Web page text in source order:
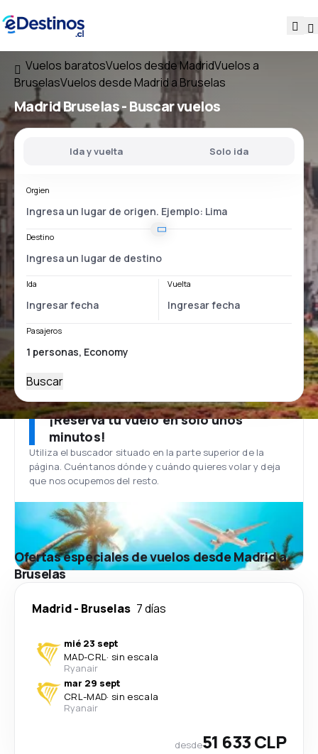
Vuelos baratosVuelos desde MadridVuelos a
BruselasVuelos desde Madrid a Bruselas
Madrid Bruselas- Buscar vuelos
Ida y vuelta Solo ida
Orgien
Destino
Ida Vuelta
Pasajeros
Buscar
¡Reserva tu vuelo en solo unos
minutos!
Utiliza el buscador situado en la parte superior de la
página. Cuéntanos dónde y cuándo quieres volar y deja
que nos ocupemos del resto.
Ofertas especiales de vuelos desde Madrid a
Bruselas
Madrid- Bruselas 7 días
mié 23 sept
MAD-CRL· sin escala
Ryanair
mar 29 sept
CRL-MAD· sin escala
Ryanair
desde51 633 CLP